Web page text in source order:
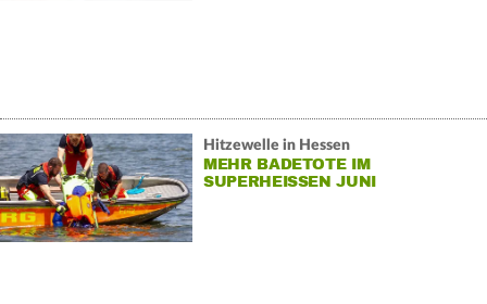
Hitzewelle in Hessen
MEHR BADETOTE IM
SUPERHEISSEN JUNI